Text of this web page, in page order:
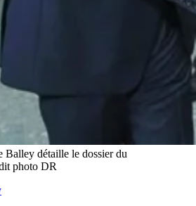
Balley détaille le dossier du
photo DR